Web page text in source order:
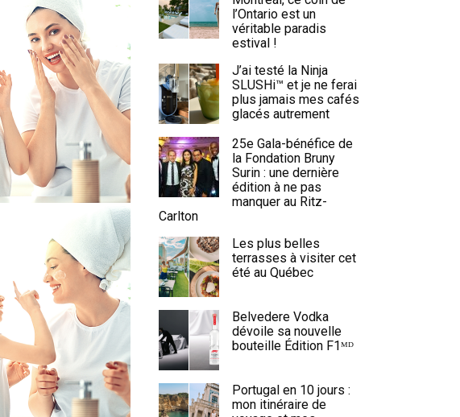
l’Ontario est un
véritable paradis
estival !
J’ai testé la Ninja
SLUSHi™ et je ne ferai
plus jamais mes cafés
glacés autrement
25e Gala-bénéfice de
la Fondation Bruny
Surin : une dernière
édition à ne pas
manquer au Ritz-
Carlton
Les plus belles
terrasses à visiter cet
été au Québec
Belvedere Vodka
dévoile sa nouvelle
bouteille Édition F1ᴹᴰ
Portugal en 10 jours :
mon itinéraire de